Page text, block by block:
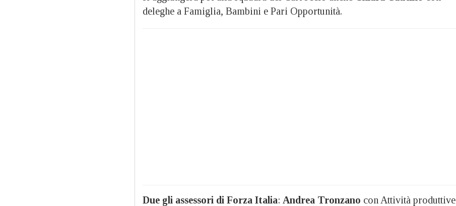
deleghe a Famiglia, Bambini e Pari Opportunità.
Due gli assessori di Forza Italia: Andrea Tronzano con Attività produttive